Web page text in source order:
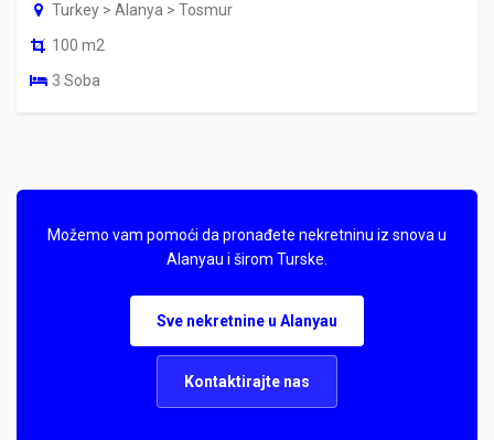
Turkey > Alanya > Tosmur
100 m2
3 Soba
Možemo vam pomoći da pronađete nekretninu iz snova u
Alanyau i širom Turske.
Sve nekretnine u Alanyau
Kontaktirajte nas